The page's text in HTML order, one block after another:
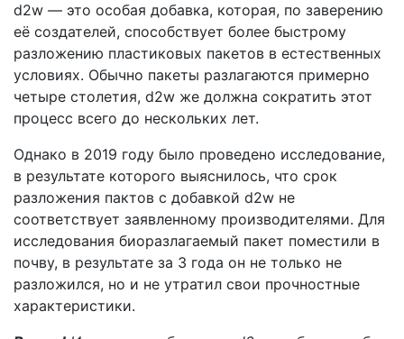
d2w — это особая добавка, которая, по заверению
её создателей, способствует более быстрому
разложению пластиковых пакетов в естественных
условиях. Обычно пакеты разлагаются примерно
четыре столетия, d2w же должна сократить этот
процесс всего до нескольких лет.
Однако в 2019 году было проведено исследование,
в результате которого выяснилось, что срок
разложения пактов с добавкой d2w не
соответствует заявленному производителями. Для
исследования биоразлагаемый пакет поместили в
почву, в результате за 3 года он не только не
разложился, но и не утратил свои прочностные
характеристики.